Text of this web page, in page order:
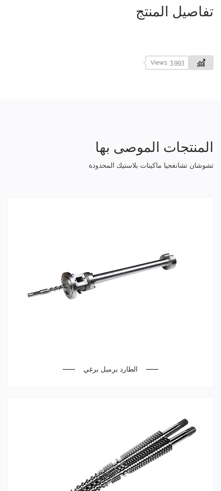
تفاصيل المنتج
Views: 3,993
المنتجات الموصى بها
تشوشان تشانغجيا ماكينات بلاستيك المحدودة
الطارد برميل برغي